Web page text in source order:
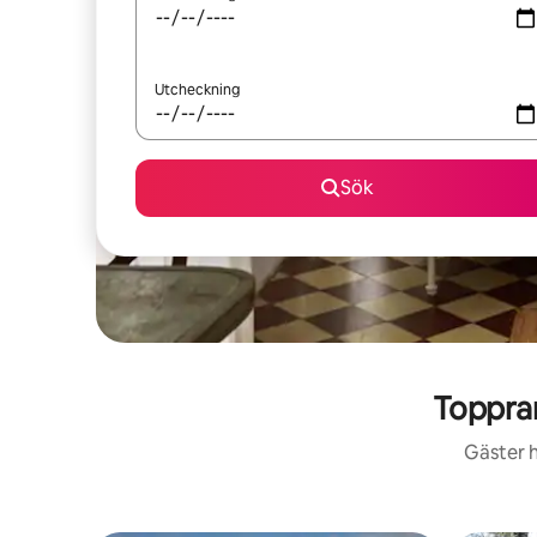
Utcheckning
Sök
Gäster